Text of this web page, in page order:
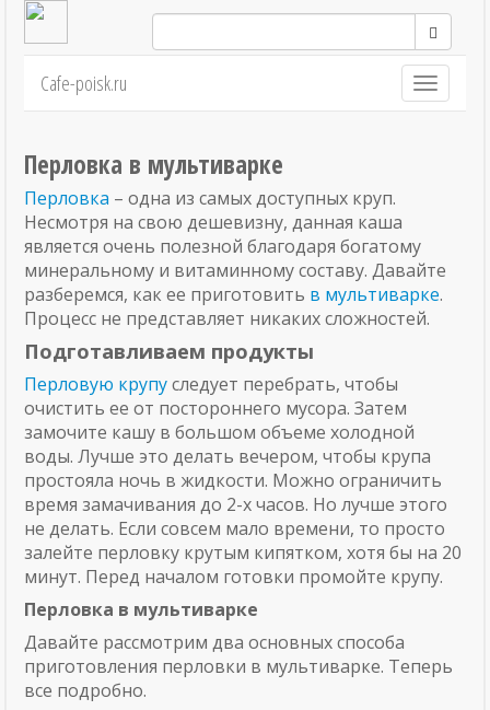
Навигация
Cafe-poisk.ru
Перловка в мультиварке
Перловка – одна из самых доступных круп.
Несмотря на свою дешевизну, данная каша
является очень полезной благодаря богатому
минеральному и витаминному составу. Давайте
разберемся, как ее приготовить в мультиварке.
Процесс не представляет никаких сложностей.
Подготавливаем продукты
Перловую крупуследует перебрать, чтобы
очистить ее от постороннего мусора. Затем
замочите кашу в большом объеме холодной
воды. Лучше это делать вечером, чтобы крупа
простояла ночь в жидкости. Можно ограничить
время замачивания до 2-х часов. Но лучше этого
не делать. Если совсем мало времени, то просто
залейте перловку крутым кипятком, хотя бы на 20
минут. Перед началом готовки промойте крупу.
Перловка в мультиварке
Давайте рассмотрим два основных способа
приготовления перловки в мультиварке. Теперь
все подробно.